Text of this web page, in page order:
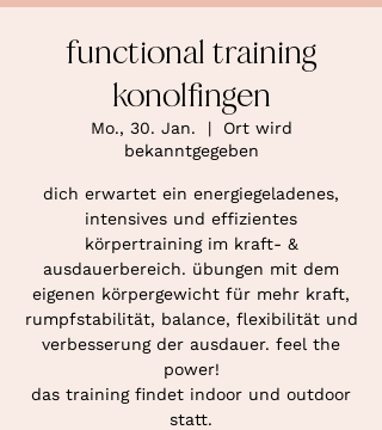
functional training
konolfingen
Mo., 30. Jan.
  |
Ort wird
bekanntgegeben
dich erwartet ein energiegeladenes,
intensives und effizientes
körpertraining im kraft- &
ausdauerbereich. übungen mit dem
eigenen körpergewicht für mehr kraft,
rumpfstabilität, balance, flexibilität und
verbesserung der ausdauer. feel the
power!
das training findet indoor und outdoor
statt.